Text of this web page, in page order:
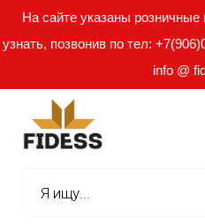
На сайте указаны
узнать, позвонив по тел:
info @